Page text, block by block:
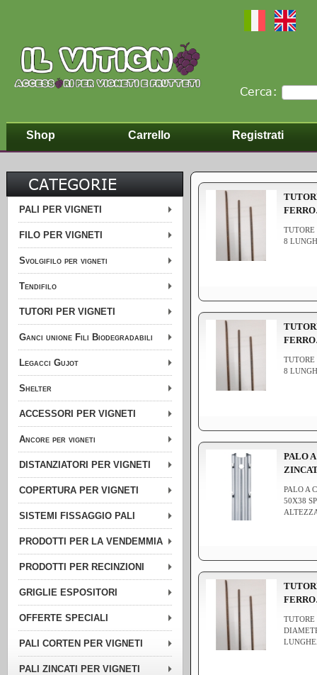
Cerca:
Shop Carrello Registrati
CATEGORIE
PALI PER VIGNETI
FILO PER VIGNETI
Svolgifilo per vigneti
Tendifilo
TUTORI PER VIGNETI
Ganci unione Fili Biodegradabili
Legacci Gujot
Shelter
ACCESSORI PER VIGNETI
Ancore per vigneti
DISTANZIATORI PER VIGNETI
COPERTURA PER VIGNETI
SISTEMI FISSAGGIO PALI
PRODOTTI PER LA VENDEMMIA
PRODOTTI PER RECINZIONI
GRIGLIE ESPOSITORI
OFFERTE SPECIALI
PALI CORTEN PER VIGNETI
PALI ZINCATI PER VIGNETI
TUTORE
8
TUTORE
8
PALO A
PALO A
50X38
TUTORE